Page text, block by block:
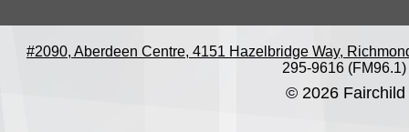
#2090, Aberdeen Centre, 4151 Hazelbridge Way,
295-9616 (FM96.1)
© 2026 Fairchild